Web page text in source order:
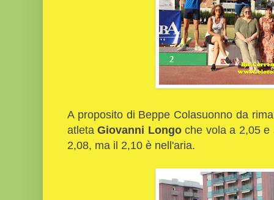
A proposito di Beppe Colasuonno da
atletaGiovanni Longoche vola a 2,05 e
2,08, ma il 2,10 è nell'aria.